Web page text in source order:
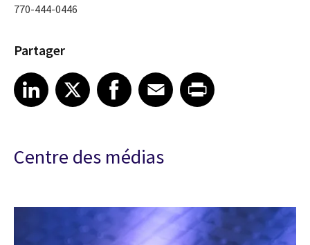
770-444-0446
Partager
Share article on LinkedIn
LinkedIn
Share article on XShare article on Facebook
Facebook
Share article on Email
EmailShare article on Print
Centre des médias